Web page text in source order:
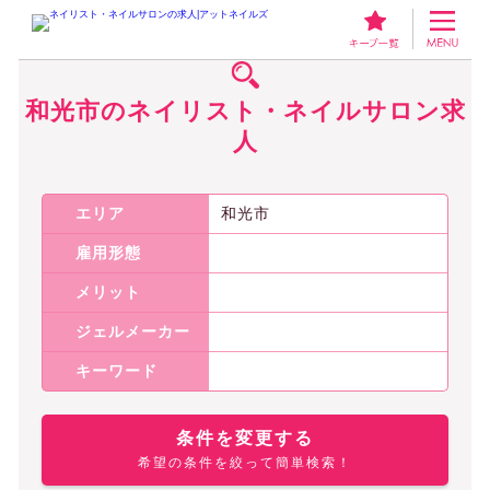
ネイリスト・ネイルサロンの求人アットネイルズ 埼玉のネイリスト・ネ
和光市のネイリスト・ネイルサロン求
人
エリア 和光市
雇用形態
メリット
ジェルメーカー
キーワード
条件を変更する
希望の条件を絞って簡単検索！